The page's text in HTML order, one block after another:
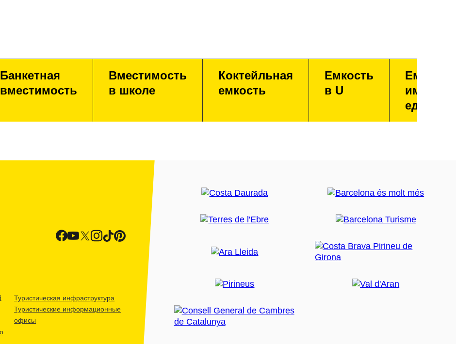
Банкетная
вместимость
Вместимость
в школе
Коктейльная
емкость
Емкость
в U
Туристическая инфраструктура
Туристические информационные
офисы